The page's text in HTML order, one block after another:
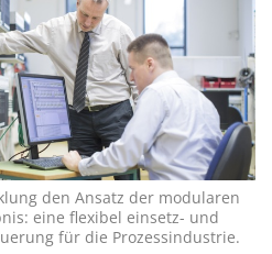
den Ansatz der modularen
eine flexibel einsetz- und
für die Prozessindustrie.